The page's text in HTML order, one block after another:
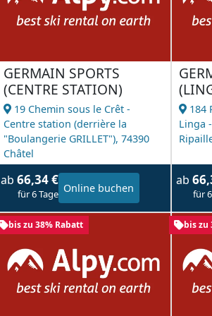
GERMAIN SPORTS
(CENTRE STATION)
19 Chemin sous le Crêt -
Centre station (derrière la
"Boulangerie GRILLET"), 74390
Châtel
ab 66,34 €
für 6 Tage Online buchen
184
Linga
ab
für
bis zu 38% Rabatt bis zu